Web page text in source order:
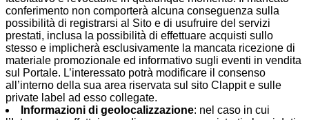
conferimento non comporterà alcuna conseguenza sulla
possibilità di registrarsi al Sito e di usufruire del servizi
prestati, inclusa la possibilità di effettuare acquisti sullo
stesso e implicherà esclusivamente la mancata ricezione di
materiale promozionale ed informativo sugli eventi in vendita
sul Portale. L’interessato potrà modificare il consenso
all’interno della sua area riservata sul sito Clappit e sulle
private label ad esso collegate.
Informazioni di geolocalizzazione: nel caso in cui